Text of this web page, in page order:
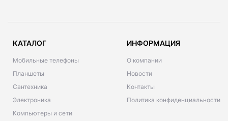
КАТАЛОГ
Мобильные телефоны
Планшеты
Сантехника
Электроника
Компьютеры и сети
ИНФОРМАЦИЯ
О компании
Новости
Контакты
Политика конфиденциальности